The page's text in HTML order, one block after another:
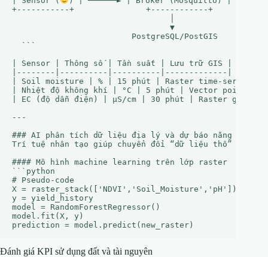
+-----------+               +------------+
                                 ▼
                         PostgreSQL/PostGIS
  ```
| Sensor | Thông số | Tần suất | Lưu trữ GIS |
|--------|----------|----------|-------------|
| Soil moisture | % | 15 phút | Raster time‑series |
| Nhiệt độ không khí | °C | 5 phút | Vector point |
| EC (độ dẫn điện) | µS/cm | 30 phút | Raster grid |
---
### AI phân tích dữ liệu địa lý và dự báo năng suất
Trí tuệ nhân tạo giúp chuyển đổi “dữ liệu thô” thành
#### Mô hình machine learning trên lớp raster
```python
# Pseudo‑code
X = raster_stack(['NDVI','Soil_Moisture','pH'])
y = yield_history
model = RandomForestRegressor()
model.fit(X, y)
Đánh giá KPI sử dụng đất và tài nguyên